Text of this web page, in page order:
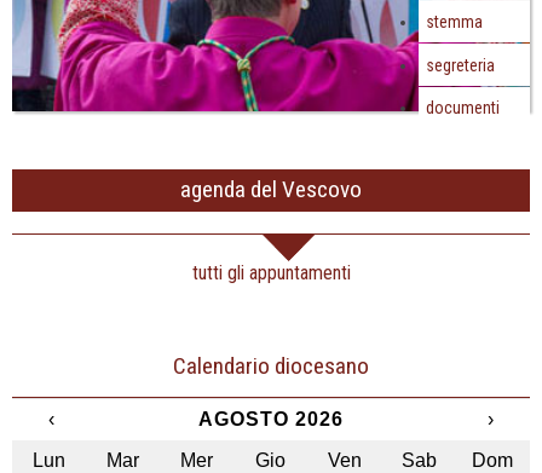
stemma
segreteria
documenti
agenda del Vescovo
tutti gli appuntamenti
Calendario diocesano
‹ AGOSTO 2026
›
Lun
Mar Mer Gio Ven Sab Dom